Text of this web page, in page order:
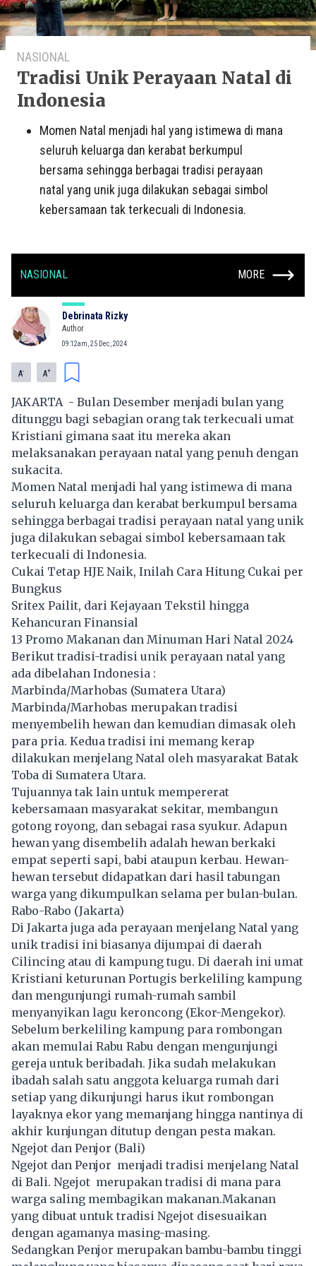
NASIONAL
Tradisi Unik Perayaan Natal di
Indonesia
Momen Natal menjadi hal yang istimewa di mana
seluruh keluarga dan kerabat berkumpul
bersama sehingga berbagai tradisi perayaan
natal yang unik juga dilakukan sebagai simbol
kebersamaan tak terkecuali di Indonesia.
NASIONAL MORE
Debrinata Rizky
Author
09:12am, 25 Dec, 2024
A- A+
JAKARTA - Bulan Desember menjadi bulan yang
ditunggu bagi sebagian orang tak terkecuali umat
Kristiani gimana saat itu mereka akan
melaksanakan perayaan natal yang penuh dengan
sukacita.
Momen Natal menjadi hal yang istimewa di mana
seluruh keluarga dan kerabat berkumpul bersama
sehingga berbagai tradisi perayaan natal yang unik
juga dilakukan sebagai simbol kebersamaan tak
terkecuali di Indonesia.
Cukai Tetap HJE Naik, Inilah Cara Hitung Cukai per
Bungkus
Sritex Pailit, dari Kejayaan Tekstil hingga
Kehancuran Finansial
13 Promo Makanan dan Minuman Hari Natal 2024
Berikut tradisi-tradisi unik perayaan natal yang
ada dibelahan Indonesia :
Marbinda/Marhobas (Sumatera Utara)
Marbinda/Marhobas merupakan tradisi
menyembelih hewan dan kemudian dimasak oleh
para pria. Kedua tradisi ini memang kerap
dilakukan menjelang Natal oleh masyarakat Batak
Toba di Sumatera Utara.
Tujuannya tak lain untuk mempererat
kebersamaan masyarakat sekitar, membangun
gotong royong, dan sebagai rasa syukur. Adapun
hewan yang disembelih adalah hewan berkaki
empat seperti sapi, babi ataupun kerbau. Hewan-
hewan tersebut didapatkan dari hasil tabungan
warga yang dikumpulkan selama per bulan-bulan.
Rabo-Rabo (Jakarta)
Di Jakarta juga ada perayaan menjelang Natal yang
unik tradisi ini biasanya dijumpai di daerah
Cilincing atau di kampung tugu. Di daerah ini umat
Kristiani keturunan Portugis berkeliling kampung
dan mengunjungi rumah-rumah sambil
menyanyikan lagu keroncong (Ekor-Mengekor).
Sebelum berkeliling kampung para rombongan
akan memulai Rabu Rabu dengan mengunjungi
gereja untuk beribadah. Jika sudah melakukan
ibadah salah satu anggota keluarga rumah dari
setiap yang dikunjungi harus ikut rombongan
layaknya ekor yang memanjang hingga nantinya di
akhir kunjungan ditutup dengan pesta makan.
Ngejot dan Penjor (Bali)
Ngejot dan Penjor menjadi tradisi menjelang Natal
di Bali. Ngejot merupakan tradisi di mana para
warga saling membagikan makanan.Makanan
yang dibuat untuk tradisi Ngejot disesuaikan
dengan agamanya masing-masing.
Sedangkan Penjor merupakan bambu-bambu tinggi